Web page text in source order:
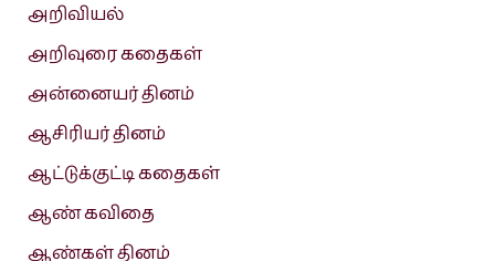
அறிவியல்
அறிவுரை கதைகள்
அன்னையர் தினம்
ஆசிரியர் தினம்
ஆட்டுக்குட்டி கதைகள்
ஆண் கவிதை
ஆண்கள் தினம்